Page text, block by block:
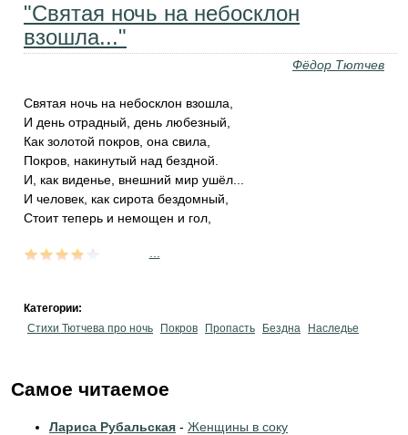
"Святая ночь на небосклон
взошла..."
Фёдор Тютчев
Святая ночь на небосклон взошла,
И день отрадный, день любезный,
Как золотой покров, она свила,
Покров, накинутый над бездной.
И, как виденье, внешний мир ушёл...
И человек, как сирота бездомный,
Стоит теперь и немощен и гол,
Категории:
Стихи Тютчева про ночь
Покров Пропасть Бездна Наследье
Самое читаемое
Лариса Рубальская - Женщины в соку